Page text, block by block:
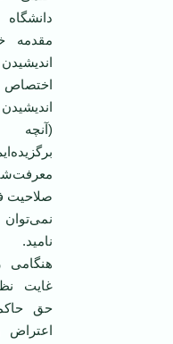
مقدمه
اختصاص
صلاحیت
غایت
حق
اعتراض